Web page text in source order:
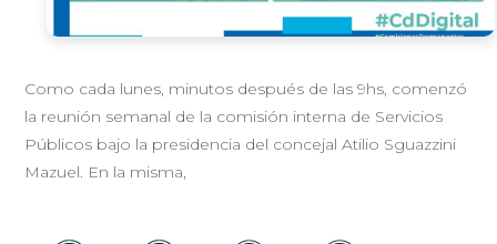
Como cada lunes, minutos después de las 9hs, comenzó
la reunión semanal de la comisión interna de Servicios
Públicos bajo la presidencia del concejal Atilio Sguazzini
Mazuel. En la misma,